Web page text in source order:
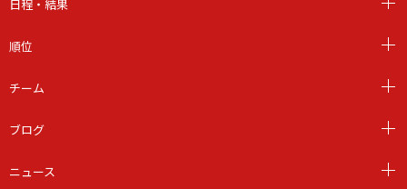
日程・結果
順位
チーム
ブログ
ニュース